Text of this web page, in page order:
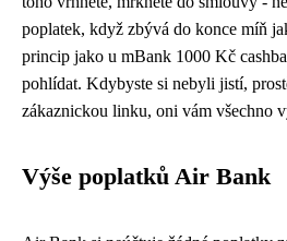
poplatek, když zbývá do konce míň
princip jako u mBank 1000 Kč
pohlídat. Kdybyste si nebyli jistí,
zákaznickou linku, oni vám všechno
Výše poplatků Air Bank